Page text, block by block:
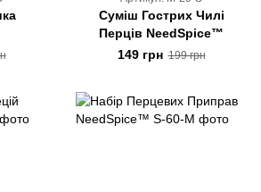
Суміш Гострих Чилі
Перців NeedSpice™
149 грн 199 грн